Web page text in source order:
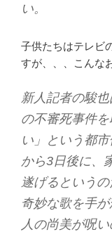
い。
子供たちはテレビ
すが、、、こんな
新人記者の駿
の不審死事件
い」という都
から3日後に、
遂げるという
奇妙な歌を手
人の尚美が呪